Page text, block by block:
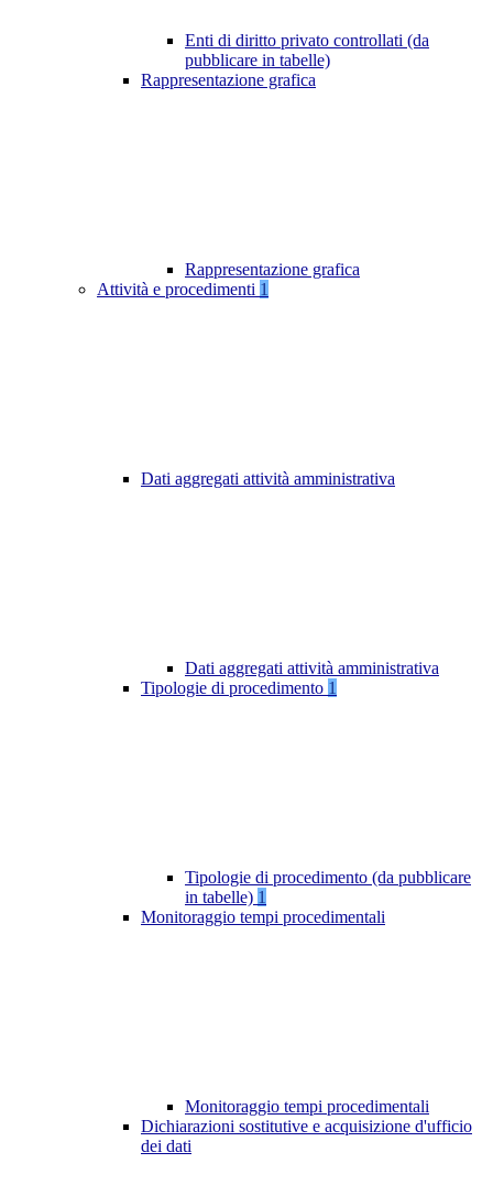
Enti di diritto privato controllati (da
pubblicare in tabelle)
Rappresentazione grafica
Rappresentazione grafica
Attività e procedimenti 1
Dati aggregati attività amministrativa
Dati aggregati attività amministrativa
Tipologie di procedimento 1
Tipologie di procedimento (da pubblicare
in tabelle) 1
Monitoraggio tempi procedimentali
Monitoraggio tempi procedimentali
Dichiarazioni sostitutive e acquisizione d'ufficio
dei dati